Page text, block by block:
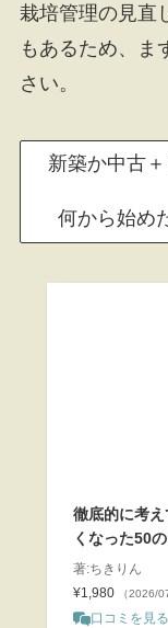
栽培管理の見直
もあるため、ま
さい。
新築か中古
何から始め
徹底的に考
くなった50
著:ちきりん
¥1,980
（2026/
口コミを見る